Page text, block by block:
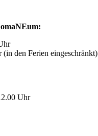
den Ferien eingeschränkt)
Uhr